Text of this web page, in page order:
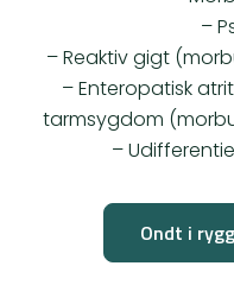
–
– Reaktiv gigt
– Enteropatisk
tarmsygdom
–
Ondt i